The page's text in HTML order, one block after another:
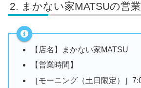
まかない家MATSUの営
【店名】まかない家MATSU
【営業時間】
［モーニング（土日限定）］